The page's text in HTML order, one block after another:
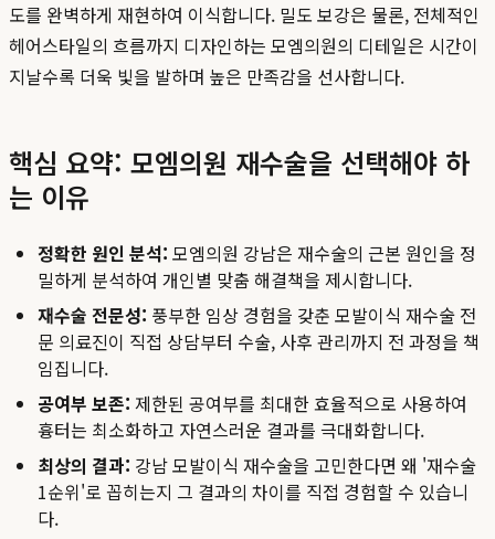
도를 완벽하게 재현하여 이식합니다. 밀도 보강은 물론, 전체적인
헤어스타일의 흐름까지 디자인하는 모엠의원의 디테일은 시간이
지날수록 더욱 빛을 발하며 높은 만족감을 선사합니다.
핵심 요약: 모엠의원 재수술을 선택해야 하
는 이유
정확한 원인 분석: 모엠의원 강남은 재수술의 근본 원인을 정
밀하게 분석하여 개인별 맞춤 해결책을 제시합니다.
재수술 전문성: 풍부한 임상 경험을 갖춘 모발이식 재수술 전
문 의료진이 직접 상담부터 수술, 사후 관리까지 전 과정을 책
임집니다.
공여부 보존: 제한된 공여부를 최대한 효율적으로 사용하여
흉터는 최소화하고 자연스러운 결과를 극대화합니다.
최상의 결과: 강남 모발이식 재수술을 고민한다면 왜 '재수술
1순위'로 꼽히는지 그 결과의 차이를 직접 경험할 수 있습니
다.